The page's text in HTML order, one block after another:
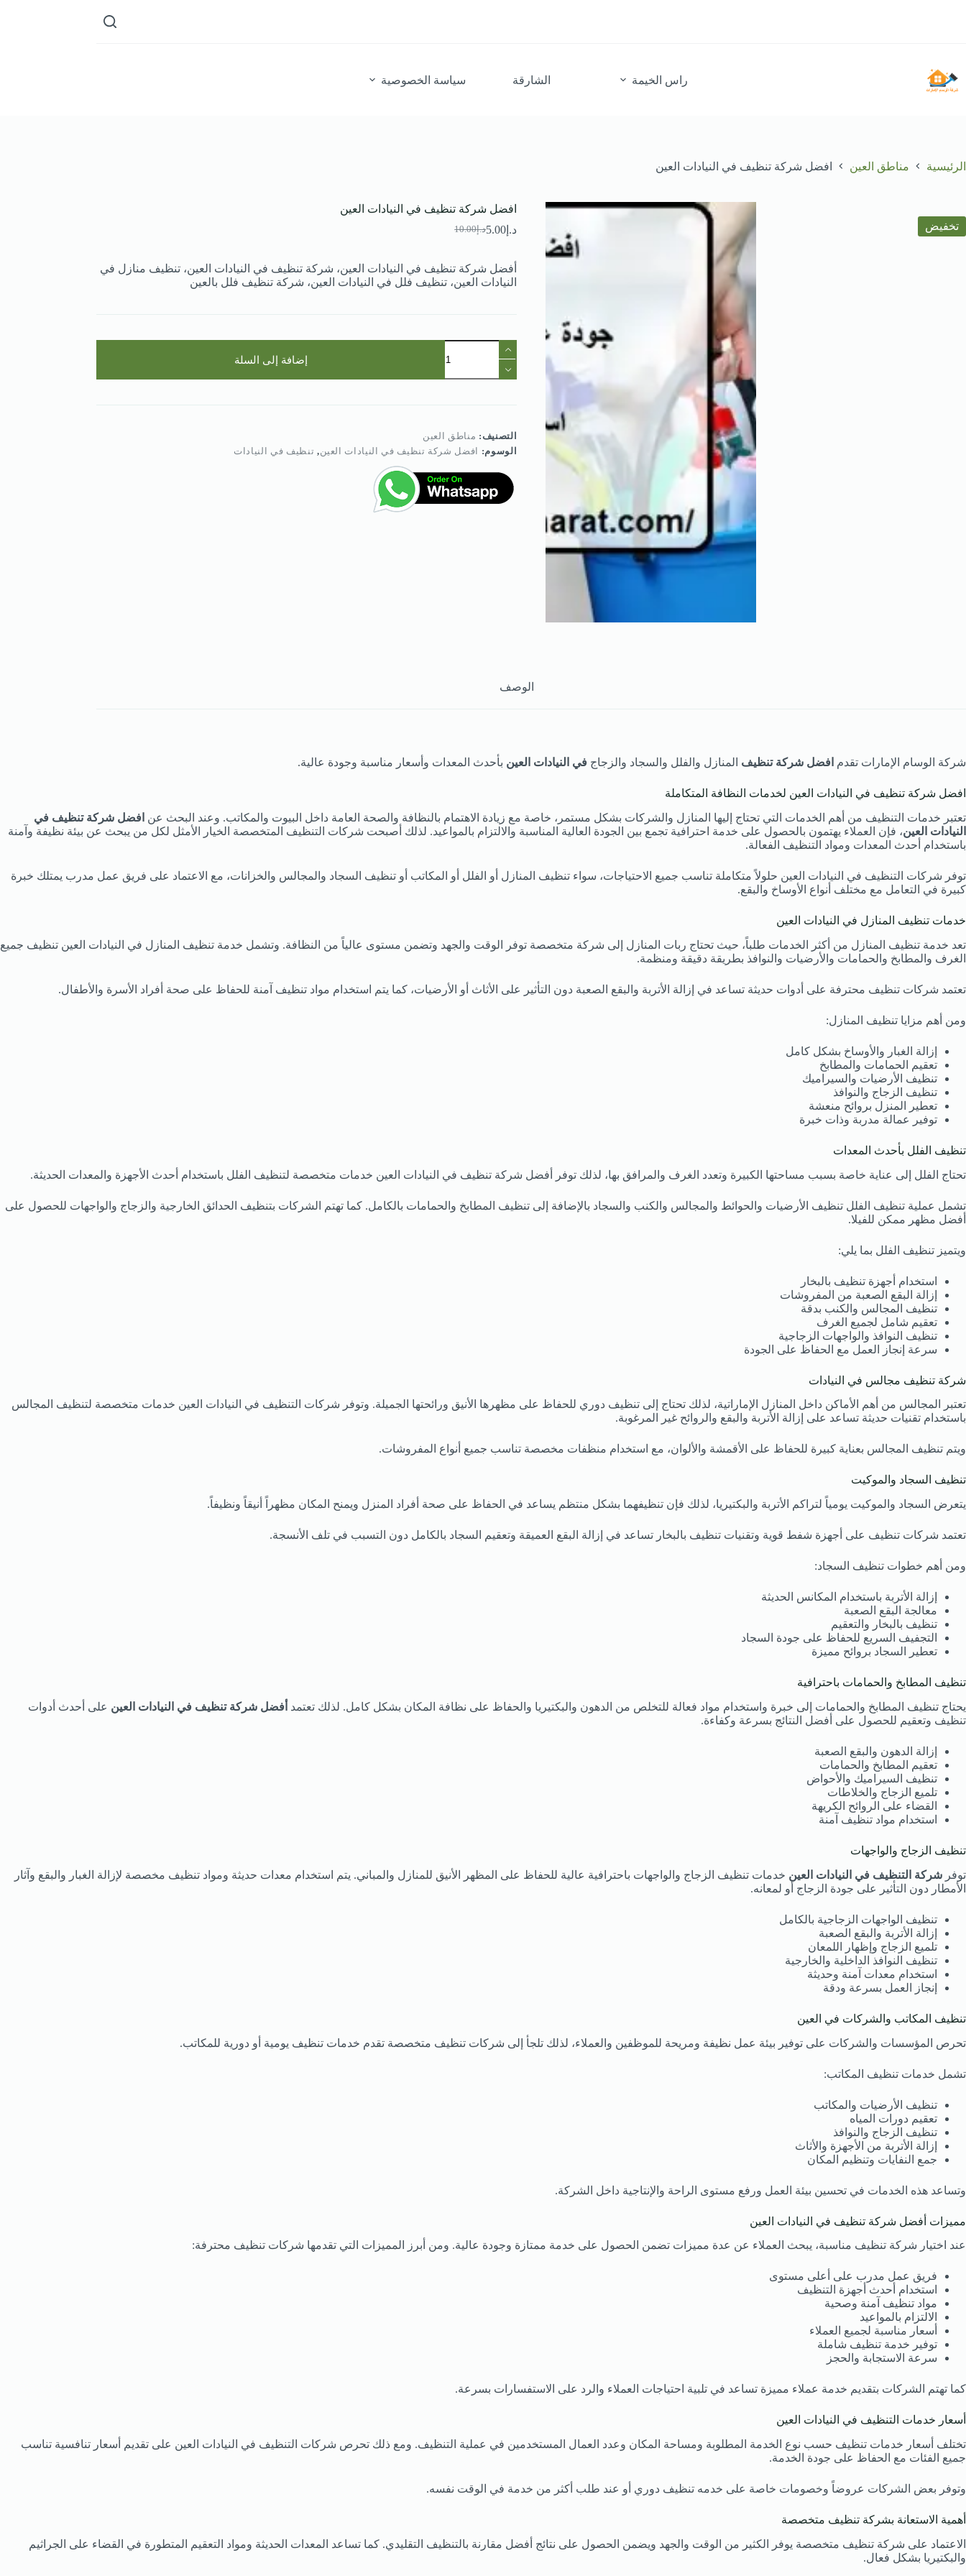
راس الخيمة الشارقة سياسة الخصوصية
الرئيسية مناطق العين افضل شركة تنظيف في النيادات العين
تخفيض
افضل شركة تنظيف في النيادات العين
د.إ10.00
السعر
د.إ10.00.
د.إ 5.00السعر
د.إ5.00.
أفضل شركة تنظيف في النيادات العين، شركة تنظيف في النيادات العين، تنظيف منازل في
النيادات العين، تنظيف فلل في النيادات العين، شركة تنظيف فلل بالعين
كمية
افضل
شركة
إضافة إلى السلة
التصنيف: مناطق العين
الوسوم:
افضل شركة تنظيف في النيادات العين, تنظيف في النيادات
الوصف
شركة الوسام الإمارات تقدم افضل شركة تنظيف المنازل والفلل والسجاد والزجاج في النيادات العين بأحدث المعدات وأسعار مناسبة وجودة عالية.
افضل شركة تنظيف في النيادات العين لخدمات النظافة المتكاملة
تعتبر خدمات التنظيف من أهم الخدمات التي تحتاج إليها المنازل والشركات بشكل مستمر، خاصة مع زيادة الاهتمام بالنظافة والصحة العامة داخل البيوت والمكاتب. وعند البحث عن افضل شركة تنظيف في
النيادات العين، فإن العملاء يهتمون بالحصول على خدمة احترافية تجمع بين الجودة العالية المناسبة والالتزام بالمواعيد. لذلك أصبحت شركات التنظيف المتخصصة الخيار الأمثل لكل من يبحث عن بيئة نظيفة وآمنة
باستخدام أحدث المعدات ومواد التنظيف الفعالة.
توفر شركات التنظيف في النيادات العين حلولاً متكاملة تناسب جميع الاحتياجات، سواء تنظيف المنازل أو الفلل أو المكاتب أو تنظيف السجاد والمجالس والخزانات، مع الاعتماد على فريق عمل مدرب يمتلك خبرة
كبيرة في التعامل مع مختلف أنواع الأوساخ والبقع.
خدمات تنظيف المنازل في النيادات العين
تعد خدمة تنظيف المنازل من أكثر الخدمات طلباً، حيث تحتاج ربات المنازل إلى شركة متخصصة توفر الوقت والجهد وتضمن مستوى عالياً من النظافة. وتشمل خدمة تنظيف المنازل في النيادات العين تنظيف جميع
الغرف والمطابخ والحمامات والأرضيات والنوافذ بطريقة دقيقة ومنظمة.
تعتمد شركات تنظيف محترفة على أدوات حديثة تساعد في إزالة الأتربة والبقع الصعبة دون التأثير على الأثاث أو الأرضيات، كما يتم استخدام مواد تنظيف آمنة للحفاظ على صحة أفراد الأسرة والأطفال.
ومن أهم مزايا تنظيف المنازل:
إزالة الغبار والأوساخ بشكل كامل
تعقيم الحمامات والمطابخ
تنظيف الأرضيات والسيراميك
تنظيف الزجاج والنوافذ
تعطير المنزل بروائح منعشة
توفير عمالة مدربة وذات خبرة
تنظيف الفلل بأحدث المعدات
تحتاج الفلل إلى عناية خاصة بسبب مساحتها الكبيرة وتعدد الغرف والمرافق بها، لذلك توفر أفضل شركة تنظيف في النيادات العين خدمات متخصصة لتنظيف الفلل باستخدام أحدث الأجهزة والمعدات الحديثة.
تشمل عملية تنظيف الفلل تنظيف الأرضيات والحوائط والمجالس والكنب والسجاد بالإضافة إلى تنظيف المطابخ والحمامات بالكامل. كما تهتم الشركات بتنظيف الحدائق الخارجية والزجاج والواجهات للحصول على
أفضل مظهر ممكن للفيلا.
ويتميز تنظيف الفلل بما يلي:
استخدام أجهزة تنظيف بالبخار
إزالة البقع الصعبة من المفروشات
تنظيف المجالس والكنب بدقة
تعقيم شامل لجميع الغرف
تنظيف النوافذ والواجهات الزجاجية
سرعة إنجاز العمل مع الحفاظ على الجودة
شركة تنظيف مجالس في النيادات
تعتبر المجالس من أهم الأماكن داخل المنازل الإماراتية، لذلك تحتاج إلى تنظيف دوري للحفاظ على مظهرها الأنيق ورائحتها الجميلة. وتوفر شركات التنظيف في النيادات العين خدمات متخصصة لتنظيف المجالس
باستخدام تقنيات حديثة تساعد على إزالة الأتربة والبقع والروائح غير المرغوبة.
ويتم تنظيف المجالس بعناية كبيرة للحفاظ على الأقمشة والألوان، مع استخدام منظفات مخصصة تناسب جميع أنواع المفروشات.
تنظيف السجاد والموكيت
يتعرض السجاد والموكيت يومياً لتراكم الأتربة والبكتيريا، لذلك فإن تنظيفهما بشكل منتظم يساعد في الحفاظ على صحة أفراد المنزل ويمنح المكان مظهراً أنيقاً ونظيفاً.
تعتمد شركات تنظيف على أجهزة شفط قوية وتقنيات تنظيف بالبخار تساعد في إزالة البقع العميقة وتعقيم السجاد بالكامل دون التسبب في تلف الأنسجة.
ومن أهم خطوات تنظيف السجاد:
إزالة الأتربة باستخدام المكانس الحديثة
معالجة البقع الصعبة
تنظيف بالبخار والتعقيم
التجفيف السريع للحفاظ على جودة السجاد
تعطير السجاد بروائح مميزة
تنظيف المطابخ والحمامات باحترافية
يحتاج تنظيف المطابخ والحمامات إلى خبرة واستخدام مواد فعالة للتخلص من الدهون والبكتيريا والحفاظ على نظافة المكان بشكل كامل. لذلك تعتمد أفضل شركة تنظيف في النيادات العين على أحدث أدوات
تنظيف وتعقيم للحصول على أفضل النتائج بسرعة وكفاءة.
إزالة الدهون والبقع الصعبة
تعقيم المطابخ والحمامات
تنظيف السيراميك والأحواض
تلميع الزجاج والخلاطات
القضاء على الروائح الكريهة
استخدام مواد تنظيف آمنة
تنظيف الزجاج والواجهات
توفر شركة التنظيف في النيادات العين خدمات تنظيف الزجاج والواجهات باحترافية عالية للحفاظ على المظهر الأنيق للمنازل والمباني. يتم استخدام معدات حديثة ومواد تنظيف مخصصة لإزالة الغبار والبقع وآثار
الأمطار دون التأثير على جودة الزجاج أو لمعانه.
تنظيف الواجهات الزجاجية بالكامل
إزالة الأتربة والبقع الصعبة
تلميع الزجاج وإظهار اللمعان
تنظيف النوافذ الداخلية والخارجية
استخدام معدات آمنة وحديثة
إنجاز العمل بسرعة ودقة
تنظيف المكاتب والشركات في العين
تحرص المؤسسات والشركات على توفير بيئة عمل نظيفة ومريحة للموظفين والعملاء، لذلك تلجأ إلى شركات تنظيف متخصصة تقدم خدمات تنظيف يومية أو دورية للمكاتب.
تشمل خدمات تنظيف المكاتب:
تنظيف الأرضيات والمكاتب
تعقيم دورات المياه
تنظيف الزجاج والنوافذ
إزالة الأتربة من الأجهزة والأثاث
جمع النفايات وتنظيم المكان
وتساعد هذه الخدمات في تحسين بيئة العمل ورفع مستوى الراحة والإنتاجية داخل الشركة.
مميزات أفضل شركة تنظيف في النيادات العين
عند اختيار شركة تنظيف مناسبة، يبحث العملاء عن عدة مميزات تضمن الحصول على خدمة ممتازة وجودة عالية. ومن أبرز المميزات التي تقدمها شركات تنظيف محترفة:
فريق عمل مدرب على أعلى مستوى
استخدام أحدث أجهزة التنظيف
مواد تنظيف آمنة وصحية
الالتزام بالمواعيد
أسعار مناسبة لجميع العملاء
توفير خدمة تنظيف شاملة
سرعة الاستجابة والحجز
كما تهتم الشركات بتقديم خدمة عملاء مميزة تساعد في تلبية احتياجات العملاء والرد على الاستفسارات بسرعة.
أسعار خدمات التنظيف في النيادات العين
تختلف أسعار خدمات تنظيف حسب نوع الخدمة المطلوبة ومساحة المكان وعدد العمال المستخدمين في عملية التنظيف. ومع ذلك تحرص شركات التنظيف في النيادات العين على تقديم أسعار تنافسية تناسب
جميع الفئات مع الحفاظ على جودة الخدمة.
وتوفر بعض الشركات عروضاً وخصومات خاصة على خدمه تنظيف دوري أو عند طلب أكثر من خدمة في الوقت نفسه.
أهمية الاستعانة بشركة تنظيف متخصصة
الاعتماد على شركة تنظيف متخصصة يوفر الكثير من الوقت والجهد ويضمن الحصول على نتائج أفضل مقارنة بالتنظيف التقليدي. كما تساعد المعدات الحديثة ومواد التعقيم المتطورة في القضاء على الجراثيم
والبكتيريا بشكل فعال.